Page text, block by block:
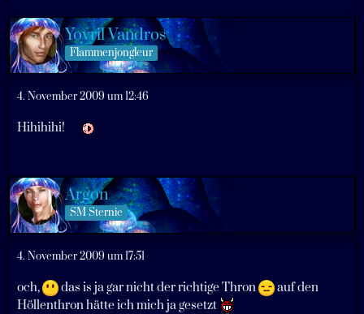
Yovril Vandros
Flammenjongleur
4. November 2009 um 12:46
Hihihihi!
Argon
SM Sternie
4. November 2009 um 17:51
och, das is ja gar nicht der richtige Thron
auf den
Höllenthron hätte ich mich ja gesetzt